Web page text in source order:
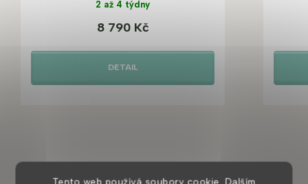
Tento web používá soubory cookie. Dalším
2 až 4 týdny
8 790 Kč
DETAIL